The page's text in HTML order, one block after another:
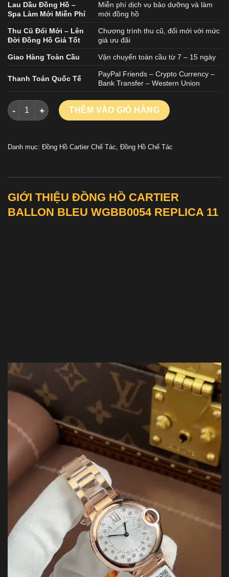
Lau Dầu Đồng Hồ –
Spa Làm Mới Miễn Phí
Miễn phí dịch vụ bảo dưỡng và làm
mới đồng hồ
Thu Cũ Đổi Mới – Lên
Đời Đồng Hồ Giá Tốt
Chương trình thu cũ, đổi mới với mức
giá ưu đãi
Giao Hàng Toàn Cầu Vận chuyển toàn cầu từ 7 – 15 ngày
Thanh Toán Quốc Tế
PayPal Friends – Crypto Currency –
Bank Transfer – Western Union
ĐỒNG HỒ CARTIER BALLON BLEU WGBB0054 REPLICA 11
THÊM VÀO GIỎ HÀNG
Danh mục: Đồng Hồ Cartier Chế Tác, Đồng Hồ Chế Tác
GIỚI THIỆU ĐỒNG HỒ CARTIER
BALLON BLEU WGBB0054 REPLICA 11